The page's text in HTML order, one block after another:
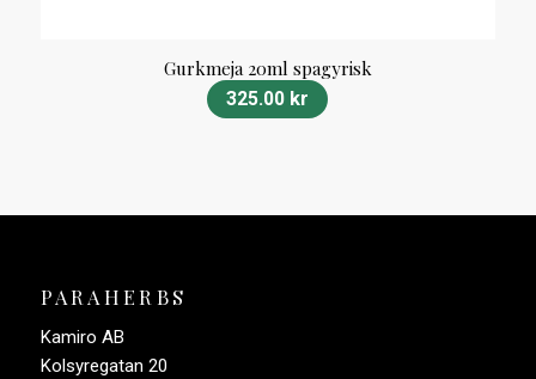
Gurkmeja 20ml spagyrisk
325.00 kr
PARAHERBS
Kamiro AB
Kolsyregatan 20